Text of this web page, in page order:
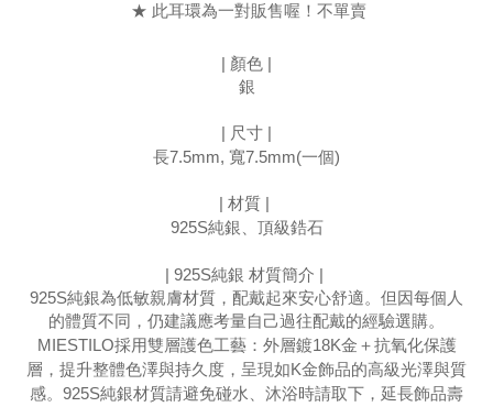
★ 此耳環為一對販售喔！不單賣
| 顏色 |
銀
| 尺寸 |
長7.5mm, 寬7.5mm(一個)
| 材質 |
925S純銀、 頂級鋯石
| 925S純銀 材質簡介 |
925S純銀為低敏親膚材質，配戴起來安心舒適。但因每個人
的體質不同，仍建議應考量自己過往配戴的經驗選購。
MIESTILO採用雙層護色工藝：外層鍍18K金＋抗氧化保護
層，提升整體色澤與持久度，​​呈現如K金飾品的高級光澤與質
感。925S純銀材質​​請避免碰水、沐浴時請取下，延長飾品壽